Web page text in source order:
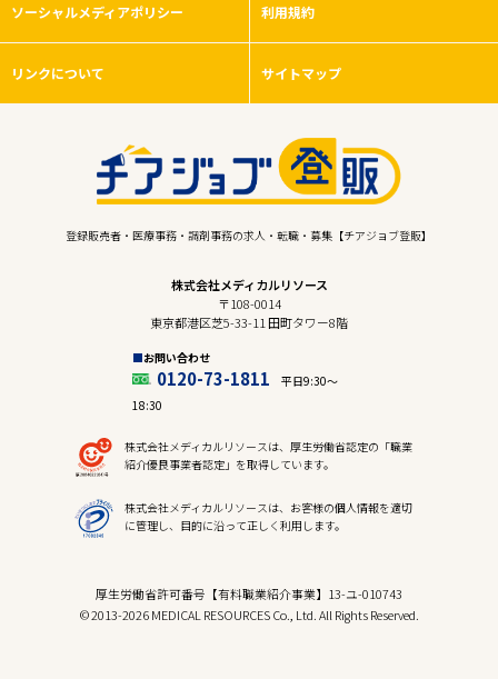
ソーシャルメディアポリシー 利用規約
リンクについて サイトマップ
登録販売者・医療事務・調剤事務の求人・転職・募集【チアジョブ登販】
株式会社メディカルリソース
〒108-0014
東京都港区芝5-33-11 田町タワー8階
お問い合わせ
0120-73-1811
平日9:30〜
18:30
株式会社メディカルリソースは、厚生労働省認定の「職業
紹介優良事業者認定」を取得しています。
株式会社メディカルリソースは、お客様の個人情報を適切
に管理し、目的に沿って正しく利用します。
厚生労働省許可番号【有料職業紹介事業】13-ユ-010743
© 2013-2026 MEDICAL RESOURCES Co., Ltd. All Rights Reserved.